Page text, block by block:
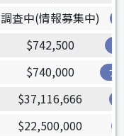
調査中(情報募集中)
$742,500
$740,000 ブ
$37,116,666
$22,500,000